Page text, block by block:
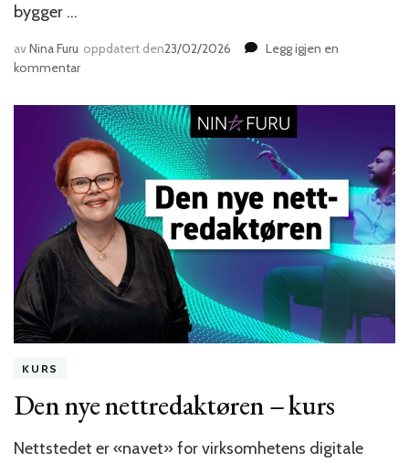
bygger …
avNina Furu oppdatert den23/02/2026
Legg igjen en
kommentartil
trenger
ny
innholdsstrategi!
KURS
Den nye nettredaktøren – kurs
Nettstedet er «navet» for virksomhetens digitale